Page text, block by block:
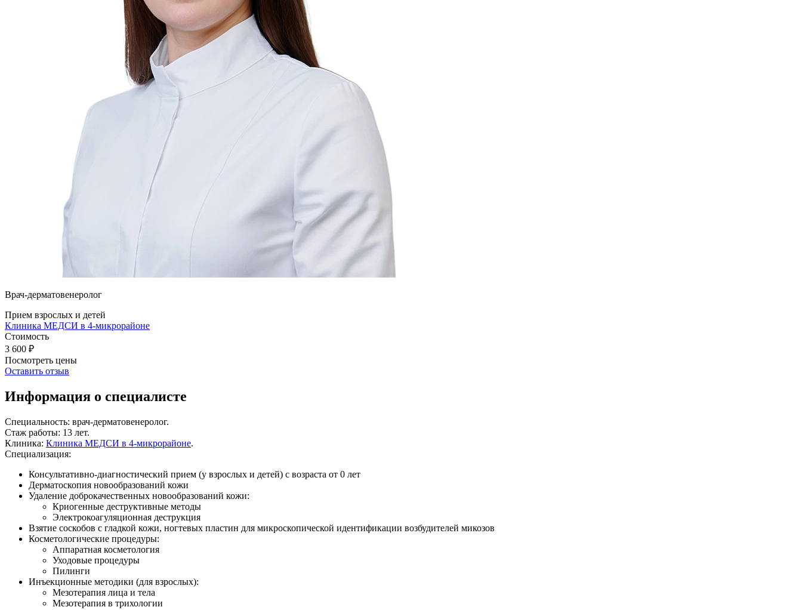
Врач-дерматовенеролог
Прием взрослых и детей
Клиника МЕДСИ в 4-микрорайоне
Стоимость
3 600 ₽
Посмотреть цены
Оставить отзыв
Информация о специалисте
Специальность: врач-дерматовенеролог.
Стаж работы: 13 лет.
Клиника: Клиника МЕДСИ в 4-микрорайоне.
Специализация:
Консультативно-диагностический прием (у взрослых и детей) с возраста от 0 лет
Дерматоскопия новообразований кожи
Удаление доброкачественных новообразований кожи:
Криогенные деструктивные методы
Электрокоагуляционная деструкция
Взятие соскобов с гладкой кожи, ногтевых пластин для микроскопической идентификации возбудителей микозов
Косметологические процедуры:
Аппаратная косметология
Уходовые процедуры
Пилинги
Инъекционные методики (для взрослых):
Мезотерапия лица и тела
Мезотерапия в трихологии